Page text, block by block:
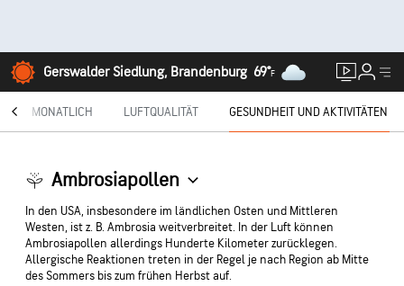
Gerswalder Siedlung, Brandenburg 69°F
MONATLICH LUFTQUALITÄT GESUNDHEIT UND AKTIVITÄTEN
Ambrosiapollen
In den USA, insbesondere im ländlichen Osten und Mittleren
Westen, ist z. B. Ambrosia weitverbreitet. In der Luft können
Ambrosiapollen allerdings Hunderte Kilometer zurücklegen.
Allergische Reaktionen treten in der Regel je nach Region ab Mitte
des Sommers bis zum frühen Herbst auf.